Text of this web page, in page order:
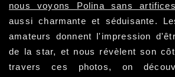
nous voyons Polina sans artifices
aussi charmante et séduisante.
amateurs donnent l'impression
de la star, et nous révèlent son
travers ces photos, on